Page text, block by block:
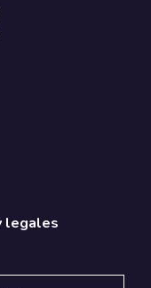
legales